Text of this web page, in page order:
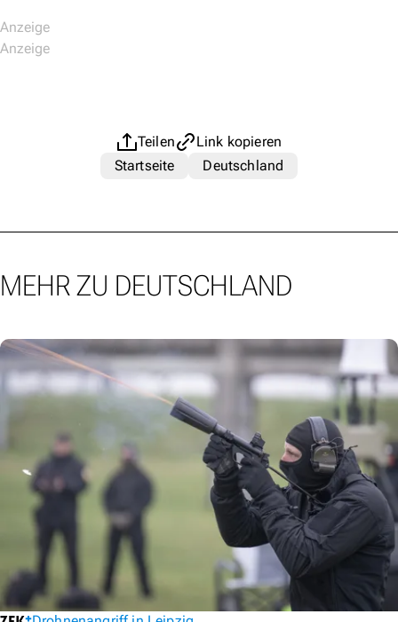
Teilen
Link kopieren
Startseite
Deutschland
MEHR ZU DEUTSCHLAND